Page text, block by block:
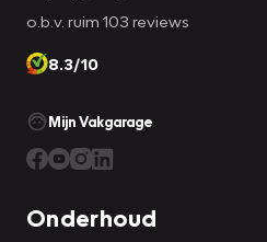
o.b.v. ruim 103 reviews
8.3/10
Mijn Vakgarage
Onderhoud